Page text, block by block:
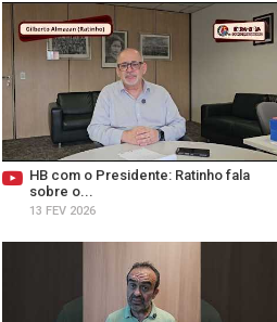
HB com o Presidente: Ratinho fala
sobre o...
13 FEV 2026